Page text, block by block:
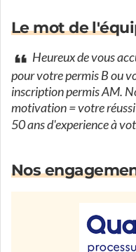
Le mot de
Heureux de vous
pour votre permis B ou
inscription permis AM.
motivation = votre
50 ans d'experience à
Nos